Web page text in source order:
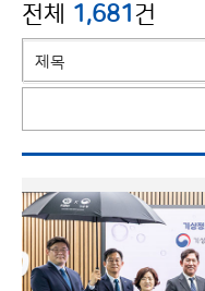
전체 1,681건